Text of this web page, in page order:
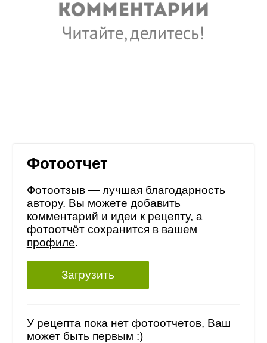
Фотоотчет
Фотоотзыв — лучшая благодарность
автору. Вы можете добавить
комментарий и идеи к рецепту, а
фотоотчёт сохранится в вашем
профиле.
Загрузить
У рецепта пока нет фотоотчетов, Ваш
может быть первым :)